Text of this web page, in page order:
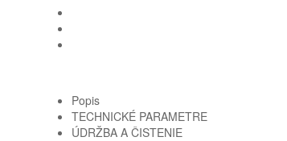
Popis
TECHNICKÉ PARAMETRE
ÚDRŽBA A ČISTENIE